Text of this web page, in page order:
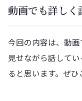
動画でも詳しく
今回の内容は、動
見せながら話して
ると思います。ぜ